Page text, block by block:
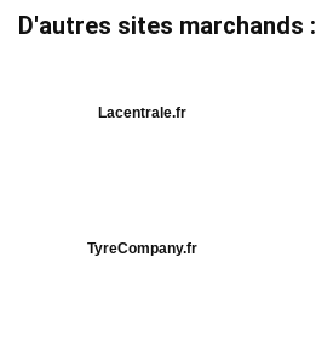
D'autres sites marchands :
Lacentrale.fr
TyreCompany.fr